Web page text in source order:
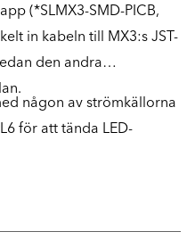
(*SLMX3-SMD-PICB,
in kabeln till MX3:s JST-
den andra
någon av strömkällorna
för att tända LED-